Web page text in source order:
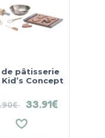
de pâtisserie
Concept
€ 33.91€